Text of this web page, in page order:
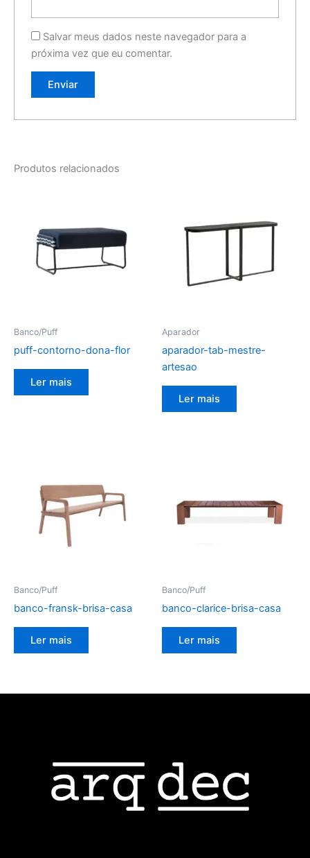
Salvar meus dados neste navegador para a
próxima vez que eu comentar.
Produtos relacionados
Banco/Puff
puff-contorno-dona-flor
Ler mais
Aparador
aparador-tab-mestre-
artesao
Ler mais
Banco/Puff
banco-fransk-brisa-casa
Ler mais
Banco/Puff
banco-clarice-brisa-casa
Ler mais